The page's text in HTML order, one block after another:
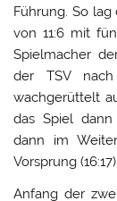
Führung. So
von 11:6 mit
Spielmacher
der TSV nach
wachgerüttelt
das Spiel
dann im
Vorsprung
Anfang der